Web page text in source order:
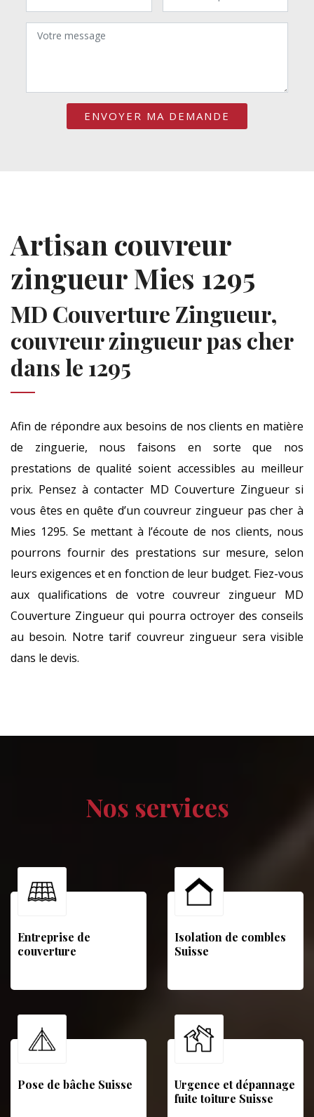
Artisan couvreur
zingueur Mies 1295
MD Couverture Zingueur,
couvreur zingueur pas cher
dans le 1295
Afin de répondre aux besoins de nos clients en matière
de zinguerie, nous faisons en sorte que nos
prestations de qualité soient accessibles au meilleur
prix. Pensez à contacter MD Couverture Zingueur si
vous êtes en quête d’un couvreur zingueur pas cher à
Mies 1295. Se mettant à l’écoute de nos clients, nous
pourrons fournir des prestations sur mesure, selon
leurs exigences et en fonction de leur budget. Fiez-vous
aux qualifications de votre couvreur zingueur MD
Couverture Zingueur qui pourra octroyer des conseils
au besoin. Notre tarif couvreur zingueur sera visible
dans le devis.
Nos services
Entreprise de
couverture
Isolation de combles
Suisse
Pose de bâche Suisse
Urgence et dépannage
fuite toiture Suisse